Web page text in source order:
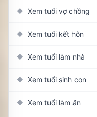
◆ Xem tuổi vợ chồng
◆ Xem tuổi kết hôn
◆ Xem tuổi làm nhà
◆ Xem tuổi sinh con
◆ Xem tuổi làm ăn